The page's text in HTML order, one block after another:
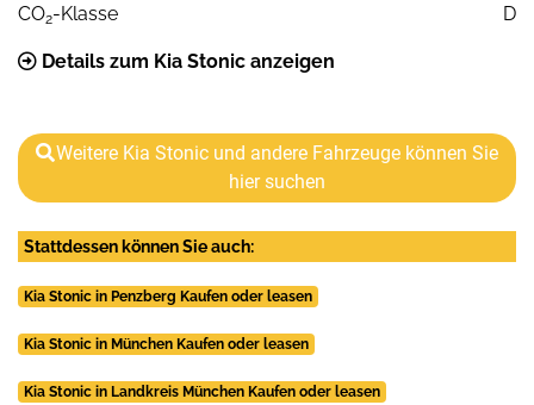
CO2-Klasse D
Details zum Kia Stonic anzeigen
Weitere Kia Stonic und andere Fahrzeuge können Sie
hier suchen
Stattdessen können Sie auch:
Kia Stonic in Penzberg Kaufen oder leasen
Kia Stonic in München Kaufen oder leasen
Kia Stonic in Landkreis München Kaufen oder leasen